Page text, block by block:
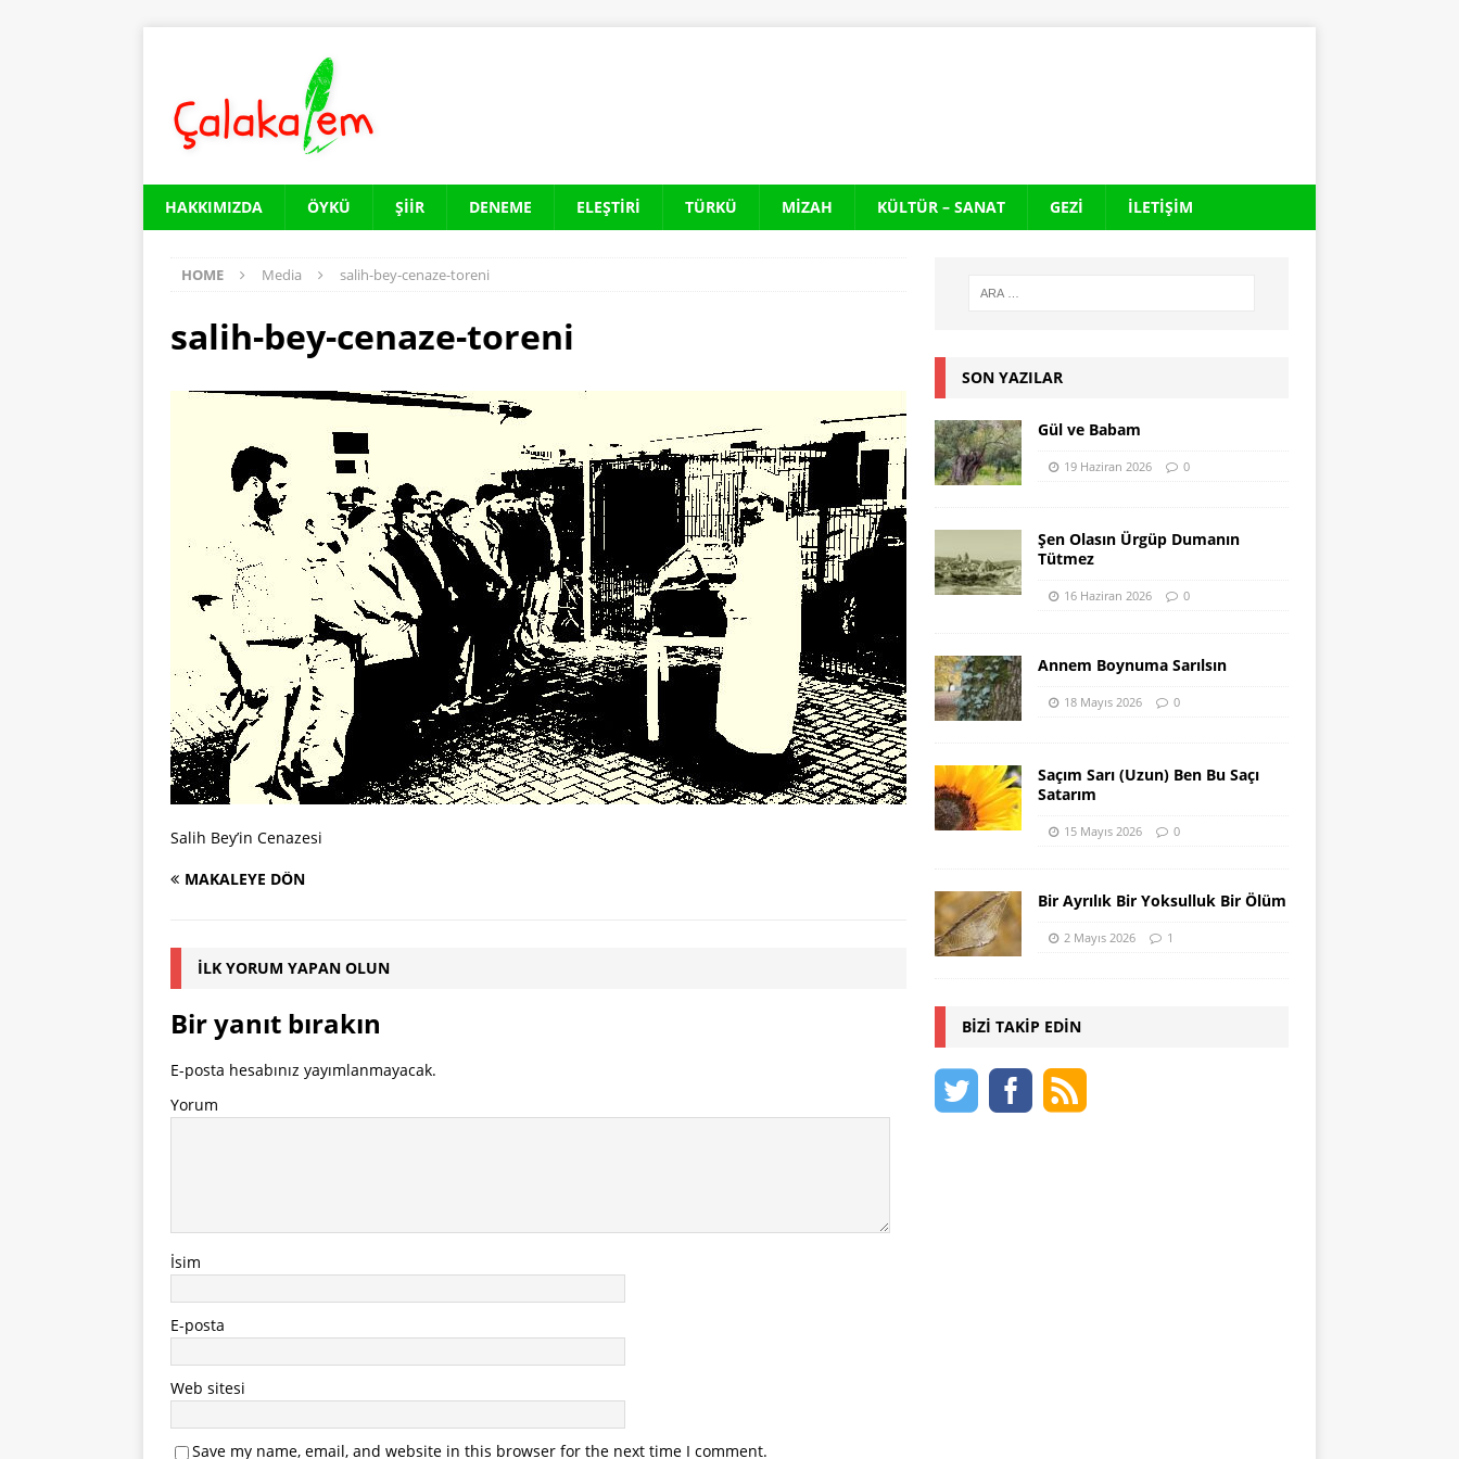
HAKKIMIZDA ÖYKÜ ŞIIR DENEME ELEŞTIRI TÜRKÜ MIZAH KÜLTÜR – SANAT GEZI İLETIŞIM
HOME Media salih-bey-cenaze-toreni
salih-bey-cenaze-toreni
Salih Bey’in Cenazesi
MAKALEYE DÖN
İLK YORUM YAPAN OLUN
Bir yanıt bırakın
E-posta hesabınız yayımlanmayacak.
Yorum
İsim
E-posta
Web sitesi
Save my name, email, and website in this browser for the next time I comment.
SON YAZILAR
Gül ve Babam
19 Haziran 2026 0
Şen Olasın Ürgüp Dumanın
Tütmez
16 Haziran 2026 0
Annem Boynuma Sarılsın
18 Mayıs 2026 0
Saçım Sarı (Uzun) Ben Bu Saçı
Satarım
15 Mayıs 2026 0
Bir Ayrılık Bir Yoksulluk Bir Ölüm
2 Mayıs 2026 1
BIZI TAKIP EDIN